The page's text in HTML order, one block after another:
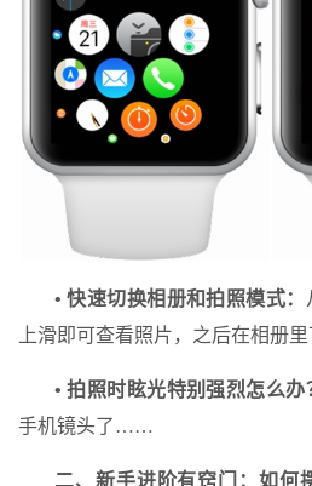
• 快速切换相册和拍照模式：
上滑即可查看照片，之后在相册
• 拍照时眩光特别强烈怎么办
手机镜头了……
二、新手进阶有窍门：如何